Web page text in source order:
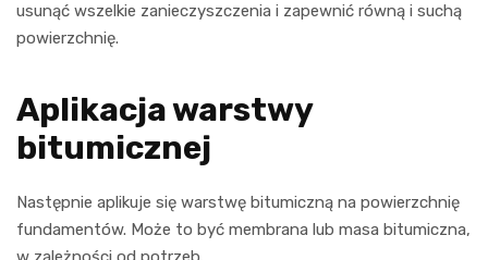
usunąć wszelkie zanieczyszczenia i zapewnić równą i suchą
powierzchnię.
Aplikacja warstwy
bitumicznej
Następnie aplikuje się warstwę bitumiczną na powierzchnię
fundamentów. Może to być membrana lub masa bitumiczna,